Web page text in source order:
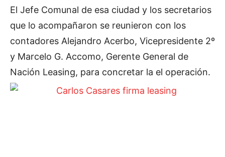
El Jefe Comunal de esa ciudad y los secretarios
que lo acompañaron se reunieron con los
contadores Alejandro Acerbo, Vicepresidente 2º
y Marcelo G. Accomo, Gerente General de
Nación Leasing, para concretar la el operación.